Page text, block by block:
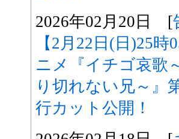
2026年02月20日 [
【2月22日(日)25
ニメ『イチゴ哀歌
り切れない兄～
行カット公開！